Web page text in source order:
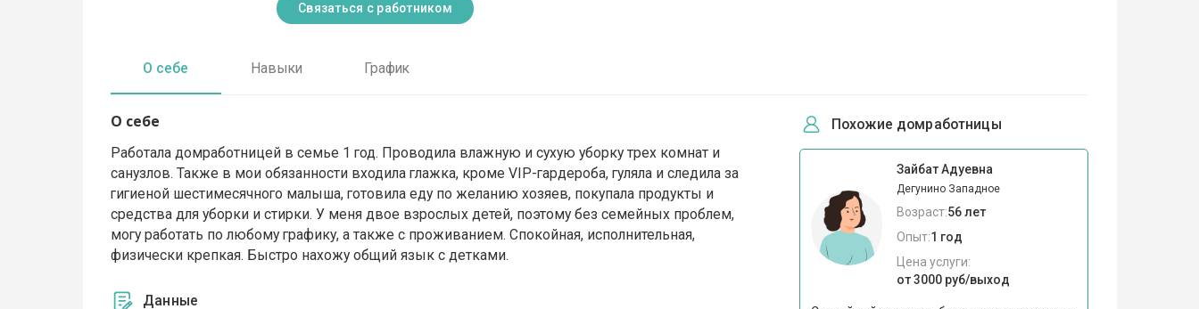
Связаться с работником
О себе Навыки График
О себе
Работала домработницей в семье 1 год. Проводила влажную и сухую уборку трех комнат и
санузлов. Также в мои обязанности входила глажка, кроме VIP-гардероба, гуляла и следила за
гигиеной шестимесячного малыша, готовила еду по желанию хозяев, покупала продукты и
средства для уборки и стирки. У меня двое взрослых детей, поэтому без семейных проблем,
могу работать по любому графику, а также с проживанием. Спокойная, исполнительная,
физически крепкая. Быстро нахожу общий язык с детками.
Данные
Похожие домработницы
Зайбат Адуевна
Дегунино Западное
Возраст:56 лет
Опыт:1 год
Цена услуги:
от 3000 руб/выход